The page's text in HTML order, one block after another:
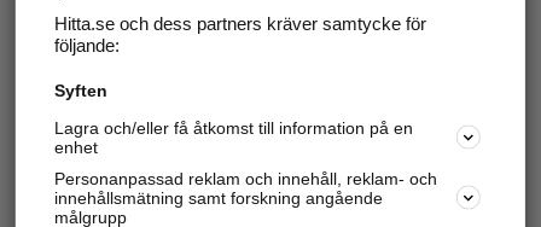
Hitta.se - Gratis nummerupplysning.
Sök företag, personer och platser.
Hitta telefonnummer, adresser, företagsinfo mm.
Hitta.se och dess partners kräver samtycke för
följande:
Syften
Lagra och/eller få åtkomst till information på en
enhet
Personanpassad reklam och innehåll, reklam- och
innehållsmätning samt forskning angående
målgrupp